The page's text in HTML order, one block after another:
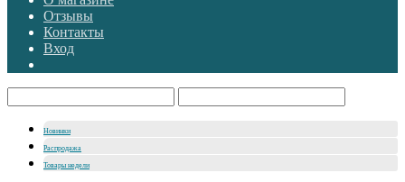
Отзывы
Контакты
Вход
Новинки
Распродажа
Товары недели